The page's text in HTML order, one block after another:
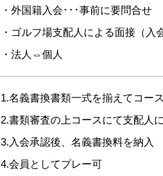
・外国籍入会･･･事前に要問合せ
・ゴルフ場支配人による面接（入
・法人⇔個人
1.名義書換書類一式を揃えてコー
2.書類審査の上コースにて支配人
3.入会承認後、名義書換料を納入
4.会員としてプレー可